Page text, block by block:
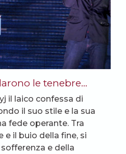
le tenebre…
il laico confessa di
il suo stile e la sua
fede operante. Tra
e il buio della fine, si
e della